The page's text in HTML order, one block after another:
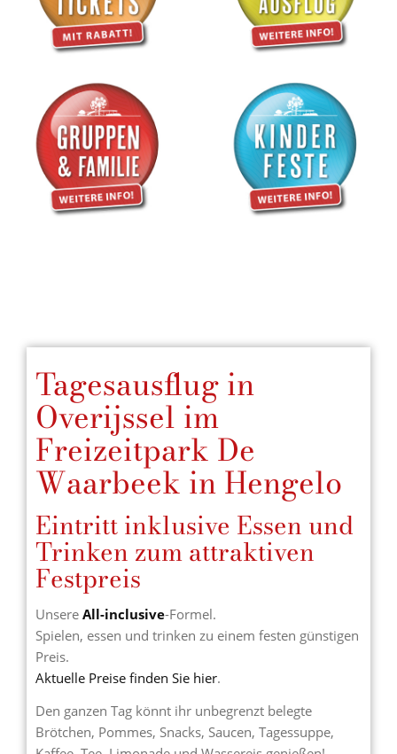
Tagesausflug in
Overijssel im
Freizeitpark De
Waarbeek in Hengelo
Eintritt inklusive Essen und
Trinken zum attraktiven
Festpreis
Unsere All-inclusive-Formel.
Spielen, essen und trinken zu einem festen günstigen
Preis.
Aktuelle Preise finden Sie hier.
Den ganzen Tag könnt ihr unbegrenzt belegte
Brötchen, Pommes, Snacks, Saucen, Tagessuppe,